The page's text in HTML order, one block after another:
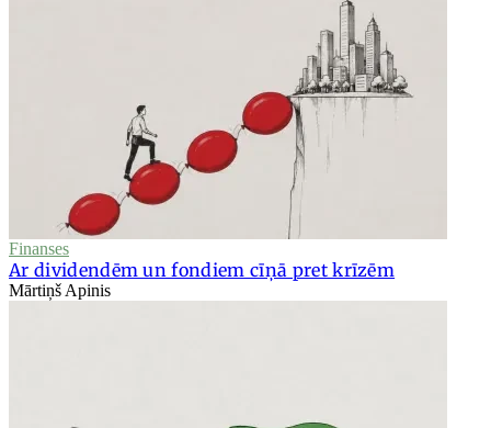
Finanses
Ar dividendēm un fondiem cīņā pret krīzēm
Mārtiņš Apinis